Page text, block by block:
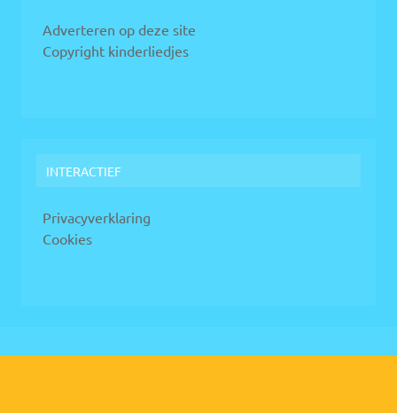
Adverteren op deze site
Copyright kinderliedjes
INTERACTIEF
Privacyverklaring
Cookies